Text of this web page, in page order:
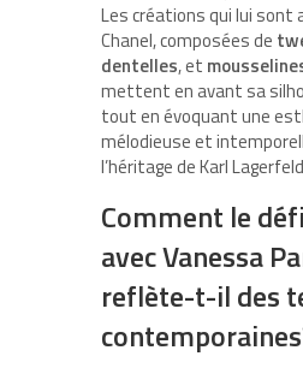
Les créations qui lui
Chanel, composées de
dentelles, et
mettent en avant sa
tout en évoquant une
mélodieuse et
l’héritage de Karl
Comment le
avec Vanessa
reflète-t-il des